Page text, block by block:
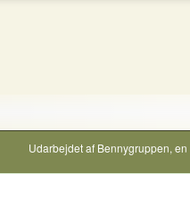
Udarbejdet af Bennygruppen,